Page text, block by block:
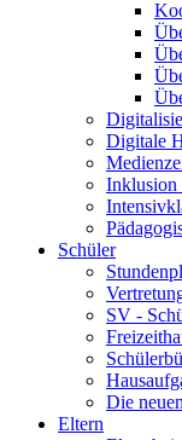
Digitale
Inklusion
Schüler
SV -
Die
Eltern